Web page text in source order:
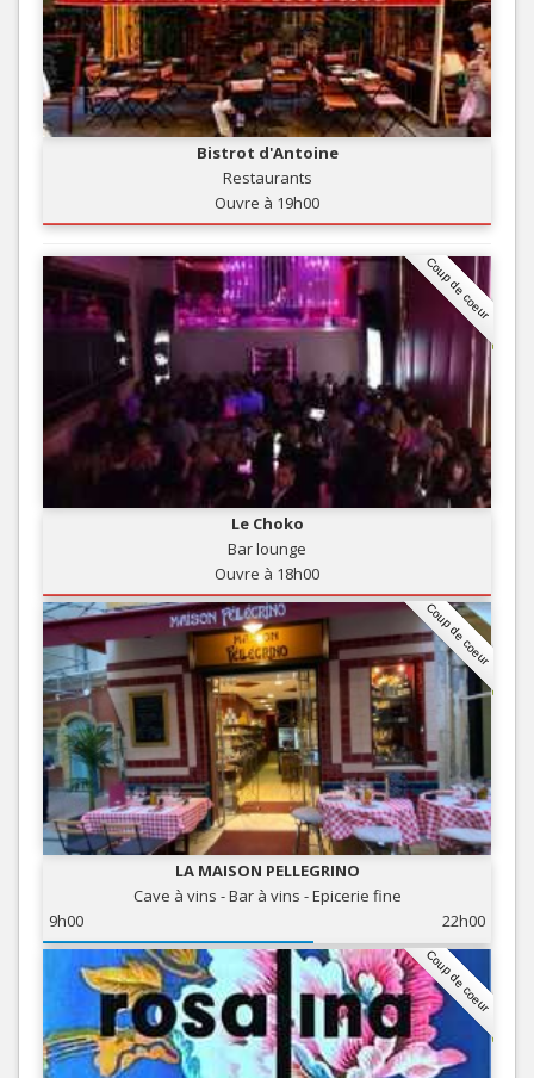
Bistrot d'Antoine
Restaurants
Ouvre à 19h00
Coup de coeur
Le Choko
Bar lounge
Ouvre à 18h00
Coup de coeur
LA MAISON PELLEGRINO
Cave à vins - Bar à vins - Epicerie fine
9h00
22h00
Coup de coeur